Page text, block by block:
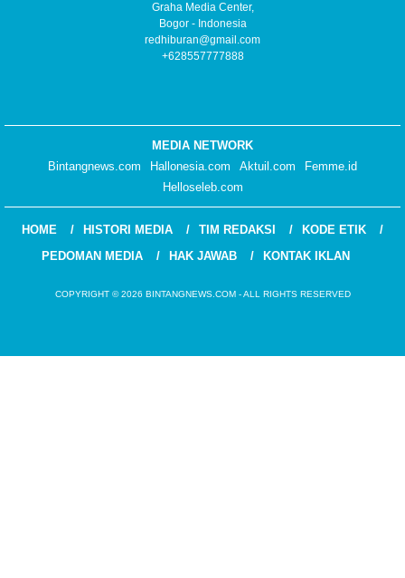
Graha Media Center,
Bogor - Indonesia
redhiburan@gmail.com
+628557777888
MEDIA NETWORK
Bintangnews.com
Hallonesia.com Aktuil.com
Femme.id
Helloseleb.com
HOME HISTORI MEDIA TIM REDAKSI
KODE ETIK
PEDOMAN MEDIA
HAK JAWAB KONTAK IKLAN
COPYRIGHT © 2026 BINTANGNEWS.COM - ALL RIGHTS RESERVED